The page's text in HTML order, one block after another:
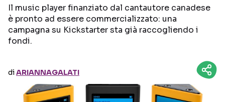
Il music player finanziato dal cantautore canadese
è pronto ad essere commercializzato: una
campagna su Kickstarter sta già raccogliendo i
fondi.
diARIANNAGALATI